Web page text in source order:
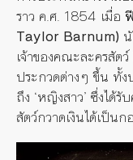
ราว ค.ศ. 1854 เมื่อ
Taylor Barnum)
เจ้าของคณะละครสัตว์
ประกวดต่างๆ ขึ้น ทั้ง
ถึง ‘หญิงสาว’ ซึ่งได้
สัตว์กวาดเงินได้เป็น